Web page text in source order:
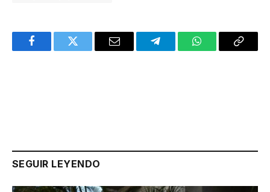
FacebookTwitter Email TelegramWhatsAppCopy
SEGUIR LEYENDO